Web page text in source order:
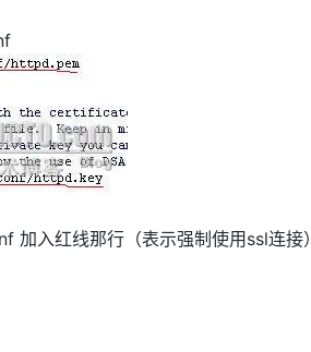
入红线那行（表示强制使用ssl连接）